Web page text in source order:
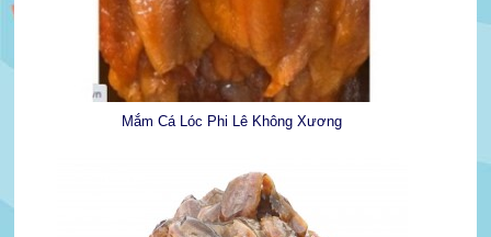
Mắm Cá Lóc Phi Lê Không Xương